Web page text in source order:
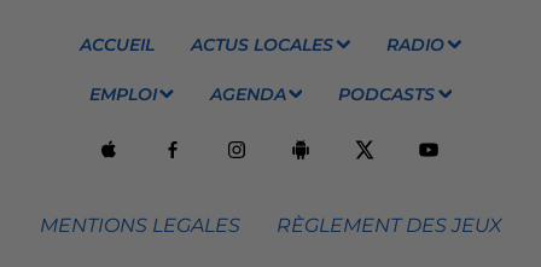
ACCUEIL ACTUS LOCALES RADIO
EMPLOI AGENDA PODCASTS
MENTIONS LEGALES RÈGLEMENT DES JEUX